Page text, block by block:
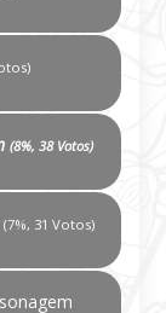
(8%, 38 Votos)
(7%, 31 Votos)